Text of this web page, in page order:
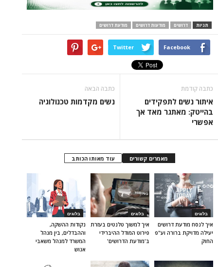
תגיות דרושים מודעות דרושים מודעת דרושים
Facebook
Twitter
כתבה קודמת
איתור נשים לתפקידים
בהייטק: מאתגר מאד אך
אפשרי
כתבה הבאה
נשים מקדמות טכנולוגיה
מאמרים קשורים עוד מאותו הכותב
בלוגים
נקודות ההשקה,
וההבדלים, בין מנהל
המשרד למנהל משאבי
אנוש
בלוגים
איך למשוך טלנטים בעזרת
פירוט המודל ההיברידי
ב'מודעת הדרושים'
בלוגים
איך לנסח מודעת דרושים
יעילה מדויקת ברורה וע"פ
החוק